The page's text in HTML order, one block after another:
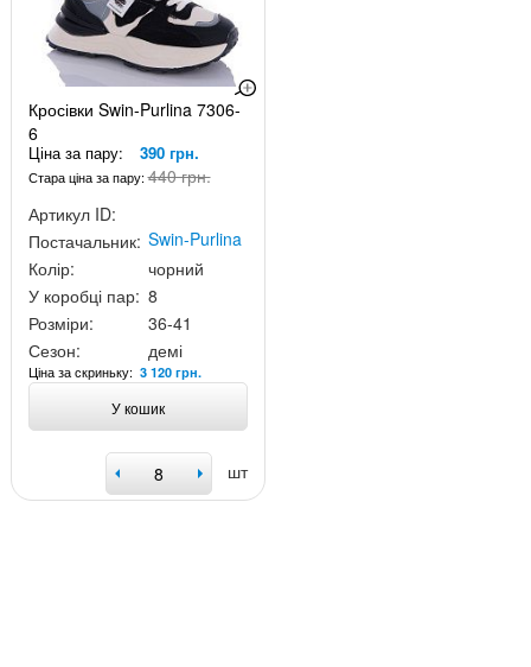
Кросівки Swin-Purlina 7306-
6
Ціна за пару: 390 грн.
Стара ціна за пару:440 грн.
Артикул ID:
Постачальник: Swin-Purlina
Колір:
чорний
У коробці пар: 8
Розміри:
36-41
Сезон:
демі
Ціна за скриньку: 3 120 грн.
У кошик
шт